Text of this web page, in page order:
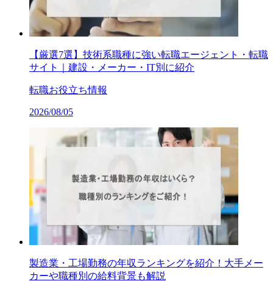
【厳選7選】技術系職種に強い転職エージェント・転職
サイト｜建設・メーカー・IT別に紹介
転職お役立ち情報
2026/08/05
製造業・工場勤務の年収ランキングを紹介！大手メー
カーや職種別の給料背景も解説